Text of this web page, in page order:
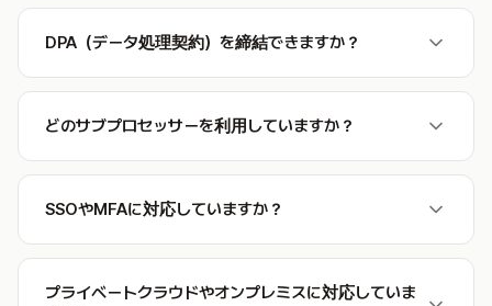
DPA（データ処理契約）を締結できますか？
どのサブプロセッサーを利用していますか？
SSOやMFAに対応していますか？
プライベートクラウドやオンプレミスに対応していま